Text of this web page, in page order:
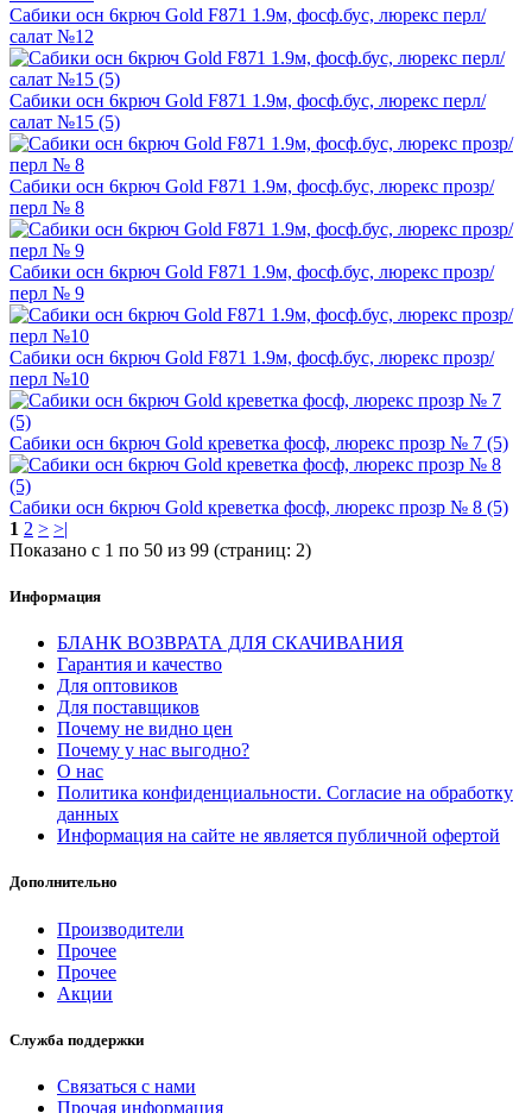
Сабики осн 6крюч Gold F871 1.9м, фосф.бус, люрекс перл/
салат №12
Сабики осн 6крюч Gold F871 1.9м, фосф.бус, люрекс перл/
салат №15 (5)
Сабики осн 6крюч Gold F871 1.9м, фосф.бус, люрекс прозр/
перл № 8
Сабики осн 6крюч Gold F871 1.9м, фосф.бус, люрекс прозр/
перл № 9
Сабики осн 6крюч Gold F871 1.9м, фосф.бус, люрекс прозр/
перл №10
Сабики осн 6крюч Gold креветка фосф, люрекс прозр № 7 (5)
Сабики осн 6крюч Gold креветка фосф, люрекс прозр № 8 (5)
1 2 > >|
Показано с 1 по 50 из 99 (страниц: 2)
Информация
БЛАНК ВОЗВРАТА ДЛЯ СКАЧИВАНИЯ
Гарантия и качество
Для оптовиков
Для поставщиков
Почему не видно цен
Почему у нас выгодно?
О нас
Политика конфиденциальности. Согласие на обработку
данных
Информация на сайте не является публичной офертой
Дополнительно
Производители
Прочее
Прочее
Акции
Служба поддержки
Связаться с нами
Прочая информация